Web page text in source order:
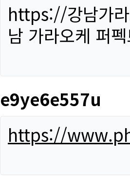
https://강남가
남 가라오케 퍼
e9ye6e557u
https://